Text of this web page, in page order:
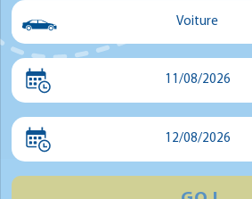
Voiture
Voiture
11/08/2026
12/08/2026